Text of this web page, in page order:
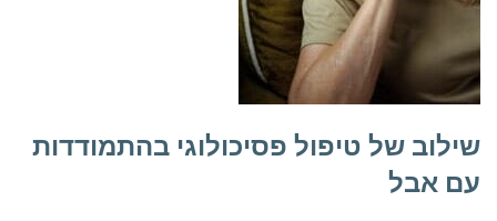
שילוב של טיפול פסיכולוגי בהתמודדות
עם אבל